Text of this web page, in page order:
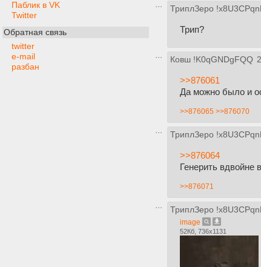
Паблик в VK
Twitter
Обратная связь
twitter
e-mail
разбан
ТриплЗеро
Трип?
Ковш !K0qGNDgFQQ
>>876061
Да можно было и
>>876065 >>876070
ТриплЗеро
>>876064
Генерить вдвойне
>>876071
ТриплЗеро
image
52Кб, 736x1131